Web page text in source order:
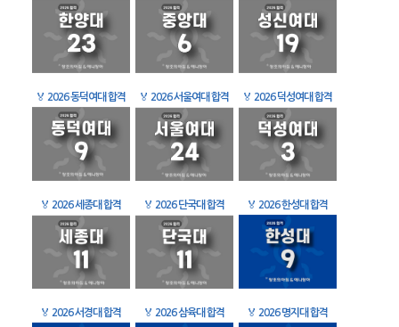
🏅 2026 동덕여대 합격 🏅 2026 서울여대 합격 🏅 2026 덕성여대 합격
🏅 2026 세종대 합격 🏅 2026 단국대 합격 🏅 2026 한성대 합격
🏅 2026 서경대 합격 🏅 2026 삼육대 합격 🏅 2026 명지대 합격